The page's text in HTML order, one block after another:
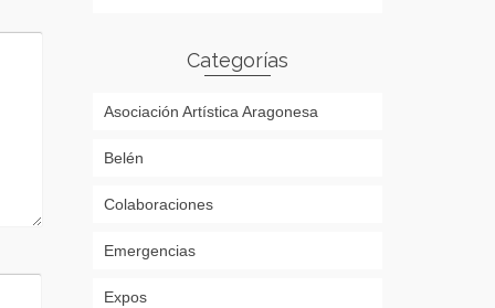
Categorías
Asociación Artística Aragonesa
Belén
Colaboraciones
Emergencias
Expos